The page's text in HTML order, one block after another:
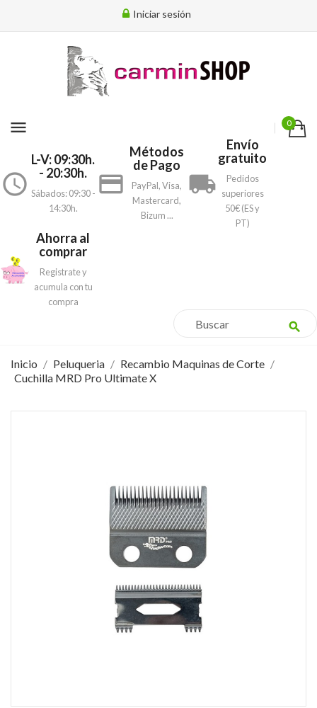
Iniciar sesión
menu 0
access_time
L-V: 09:30h.
- 20:30h.
Sábados: 09:30 -
14:30h.
payment
Métodos
de Pago
PayPal, Visa,
Mastercard,
Bizum ...
local_shipping
Envío
gratuito
Pedidos
superiores
50€ (ES y
PT)
Ahorra al
comprar
Registrate y
acumula con tu
compra
search
Inicio Peluqueria
Recambio Maquinas de Corte
Cuchilla MRD Pro Ultimate X